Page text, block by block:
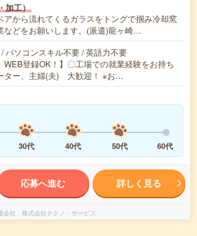
加工）
アから流れてくるガラスをトングで掴み冷却窯
などをお願いします。(派遣)龍ヶ崎…
パソコンスキル不要 / 英語力不要
WEB登録OK！】〇工場での就業経験をお持ち
ター、主婦(夫) 大歓迎！ ※お…
30代 40代 50代 60代
応募へ進む 詳しく見る
会社 株式会社テクノ・サービス